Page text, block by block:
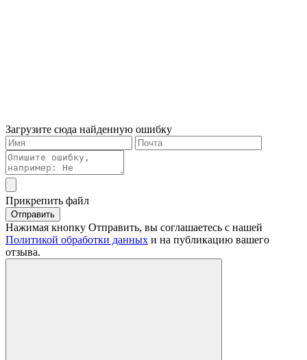
Загрузите сюда найденную ошибку
Прикрепить файл
Отправить
Нажимая кнопку Отправить, вы соглашаетесь с нашей
Политикой обработки данных и на публикацию вашего
отзыва.